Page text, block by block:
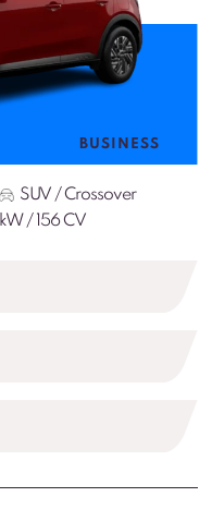
BUSINESS
SUV / Crossover
kW / 156 CV